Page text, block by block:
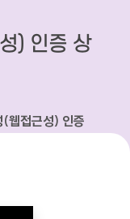
) 인증 상
웹접근성) 인증